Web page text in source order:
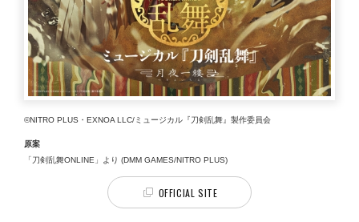
©NITRO PLUS・EXNOA LLC/ミュージカル『刀剣乱舞』製作委員会
原案
「刀剣乱舞ONLINE」より (DMM GAMES/NITRO PLUS)
OFFICIAL SITE